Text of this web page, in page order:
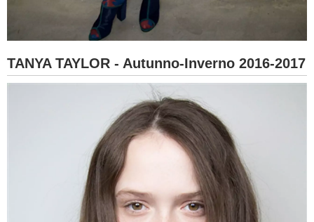
TANYA TAYLOR - Autunno-Inverno 2016-2017